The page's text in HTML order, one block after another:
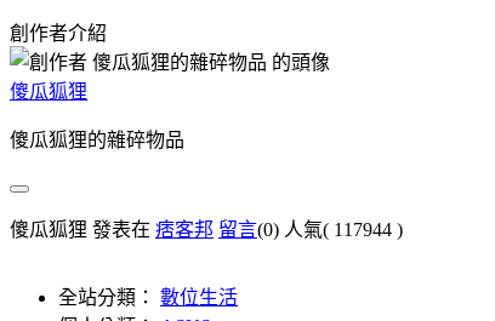
創作者介紹
傻瓜狐狸
傻瓜狐狸的雜碎物品
傻瓜狐狸 發表在 痞客邦 留言(0) 人氣( 117944 )
全站分類： 數位生活